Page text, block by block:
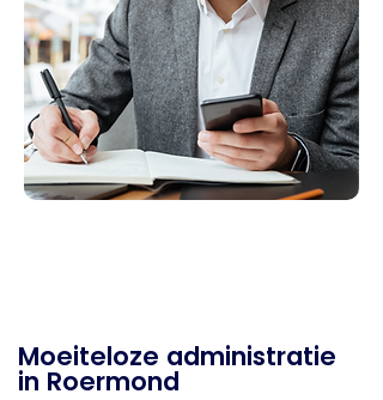
Moeiteloze administratie
in Roermond